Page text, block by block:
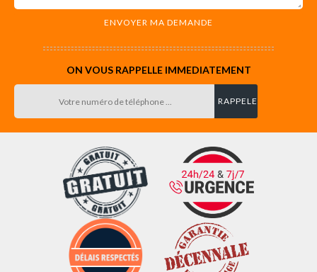
ON VOUS RAPPELLE IMMEDIATEMENT